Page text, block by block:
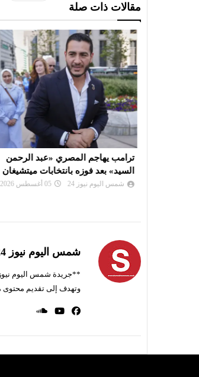
مقالات ذات صلة
ترامب يهاجم المصري «عبد الرحمن
السيد» بعد فوزه بانتخابات ميتشيغان
شمس اليوم نيوز 24 05 أغسطس 2026
شمس اليوم نيوز 24
**جريدة شمس اليوم
وتهدف إلى تقديم محتوى